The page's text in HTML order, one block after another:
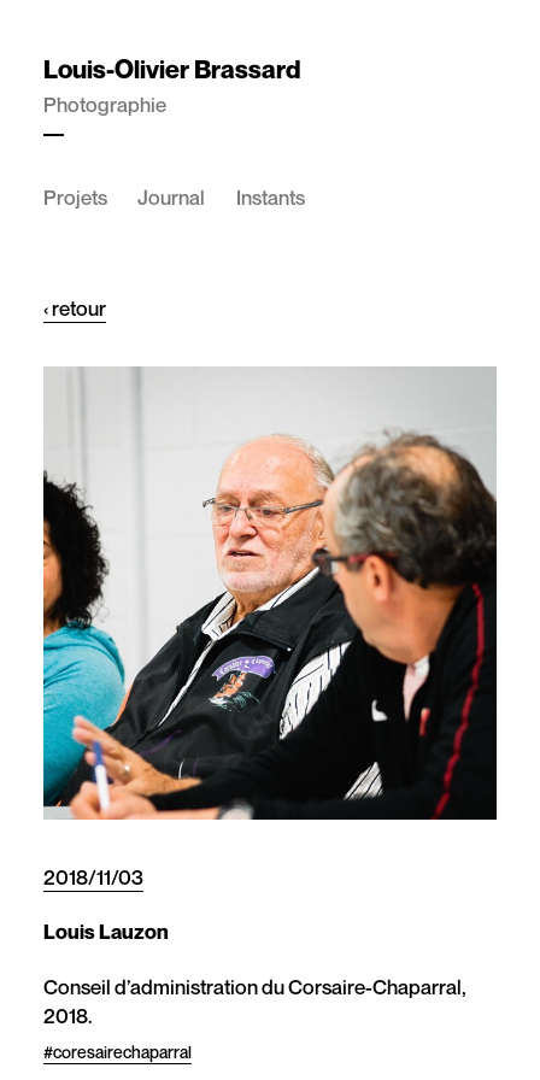
Louis-Olivier Brassard
Photographie
Projets Journal Instants
‹ retour
2018/11/03
Louis Lauzon
Conseil d’administration du Corsaire-Chaparral,
2018.
#coresairechaparral